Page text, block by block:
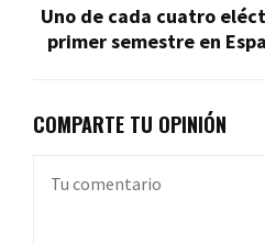
Uno de cada cuatro
primer semestre en
COMPARTE TU OPINIÓN